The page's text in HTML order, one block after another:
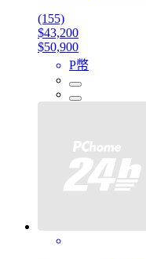
(155)
$43,200
$50,900
P幣